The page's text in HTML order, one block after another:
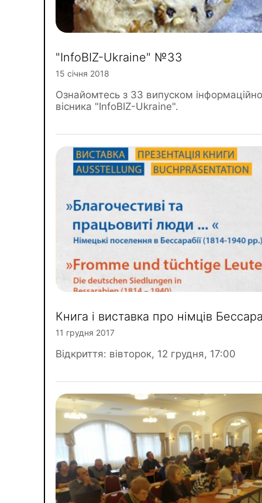
"InfoBIZ-Ukraine" №33
15 січня 2018
Ознайомтесь з 33 випуском
вісника "InfoBIZ-Ukraine".
Книга і виставка про німців
11 грудня 2017
Відкриття: вівторок, 12 грудня, 17:00